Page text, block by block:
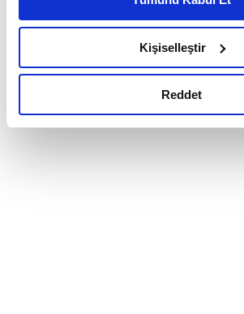
Çerezlere ilişkin tercihlerinizi çerez
belirleyebilirsiniz. Çerezlere ilişkin
Ayarlar butonuna tıklayabilir,Çerez
Metnimizi ziyaret edebilirsiniz.
okumak ve sitemizi ziyaretiniz
Kişiselleştir
Reddet